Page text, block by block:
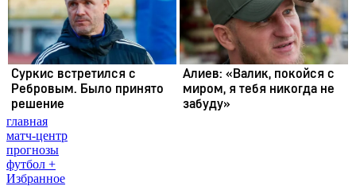
главная
матч-центр
прогнозы
футбол +
Избранное